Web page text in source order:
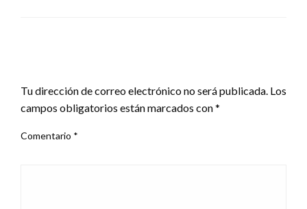
Tu dirección de correo electrónico no será publicada. Los
campos obligatorios están marcados con*
Comentario *